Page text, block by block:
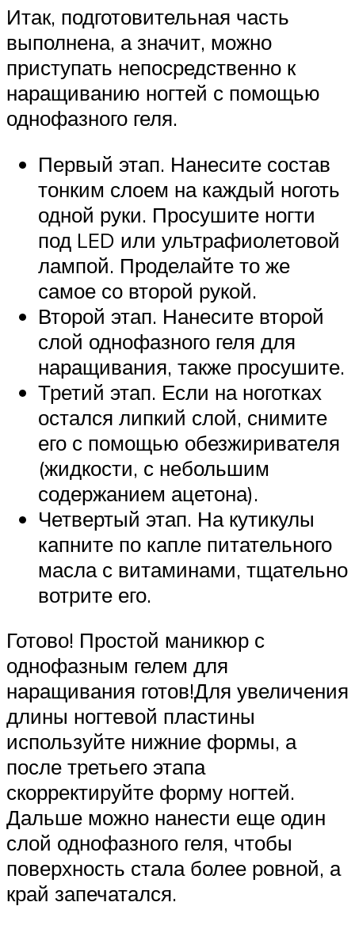
Итак, подготовительная часть
выполнена, а значит, можно
приступать непосредственно к
наращиванию ногтей с помощью
однофазного геля.
Первый этап. Нанесите состав
тонким слоем на каждый ноготь
одной руки. Просушите ногти
под LED или ультрафиолетовой
лампой. Проделайте то же
самое со второй рукой.
Второй этап. Нанесите второй
слой однофазного геля для
наращивания, также просушите.
Третий этап. Если на ноготках
остался липкий слой, снимите
его с помощью обезжиривателя
(жидкости, с небольшим
содержанием ацетона).
Четвертый этап. На кутикулы
капните по капле питательного
масла с витаминами, тщательно
вотрите его.
Готово! Простой маникюр с
однофазным гелем для
наращивания готов!Для увеличения
длины ногтевой пластины
используйте нижние формы, а
после третьего этапа
скорректируйте форму ногтей.
Дальше можно нанести еще один
слой однофазного геля, чтобы
поверхность стала более ровной, а
край запечатался.